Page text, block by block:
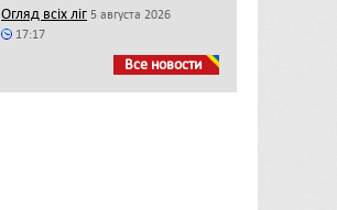
Огляд всіх ліг 5 августа 2026
17:17
Все новости